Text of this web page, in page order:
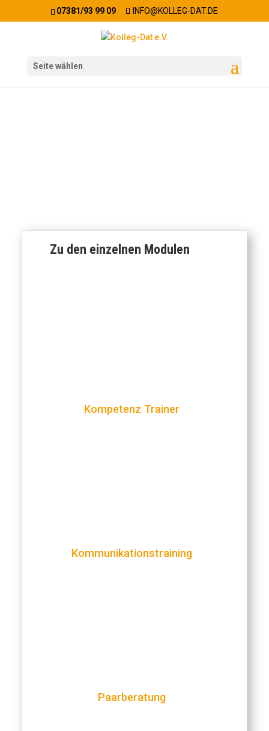
07381/93 99 09 INFO@KOLLEG-DAT.DE
Seite wählen
Zu den einzelnen Modulen
Kompetenz Trainer
Kommunikationstraining
Paarberatung